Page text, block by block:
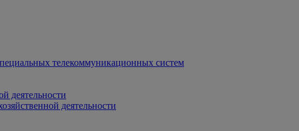
телекоммуникационных систем
деятельности
деятельности